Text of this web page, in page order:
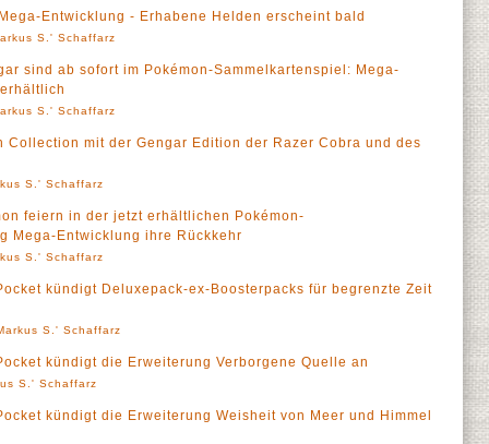
Entwicklung - Erhabene Helden erscheint bald
S.' Schaffarz
sind ab sofort im Pokémon-Sammelkartenspiel: Mega-
S.' Schaffarz
Collection mit der Gengar Edition der Razer Cobra und des
S.' Schaffarz
feiern in der jetzt erhältlichen Pokémon-
Mega-Entwicklung ihre Rückkehr
S.' Schaffarz
kündigt Deluxepack-ex-Boosterpacks für begrenzte Zeit
S.' Schaffarz
kündigt die Erweiterung Verborgene Quelle an
S.' Schaffarz
kündigt die Erweiterung Weisheit von Meer und Himmel